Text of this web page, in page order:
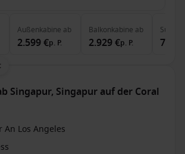
Außenkabine ab
2.599 €p. P.
Balkonkabine ab
2.929 €p. P.
Suite
Singapur, Singapur auf der Coral
An Los Angeles